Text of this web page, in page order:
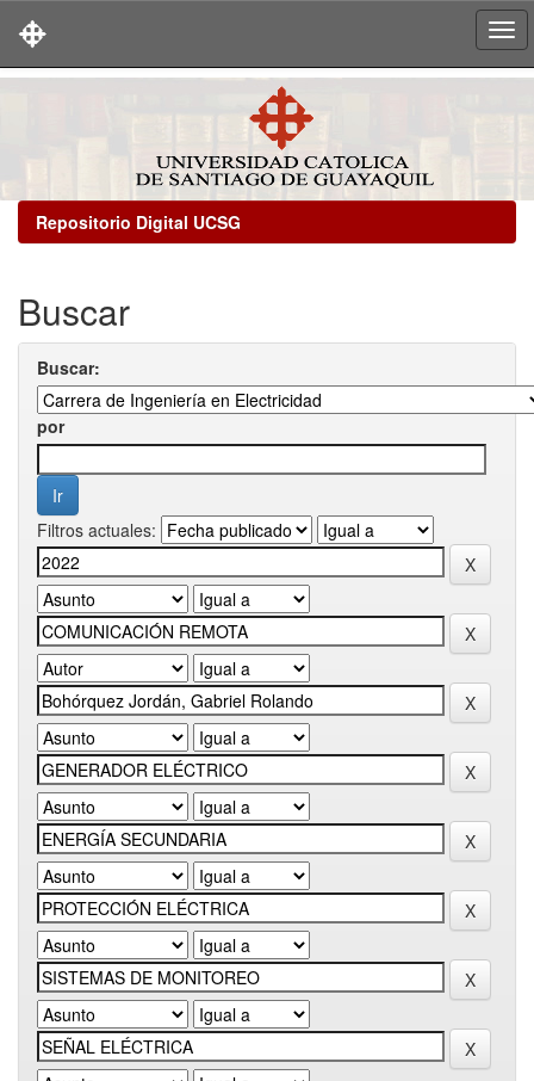
Repositorio Digital UCSG
Buscar
Buscar:
por
Filtros actuales: